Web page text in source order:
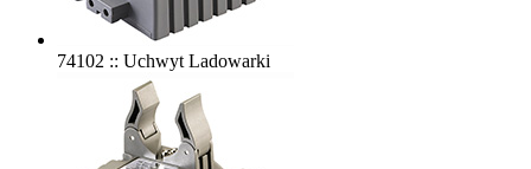
74102 :: Uchwyt Ladowarki